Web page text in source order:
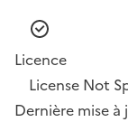
Licence
License Not
Dernière mise à